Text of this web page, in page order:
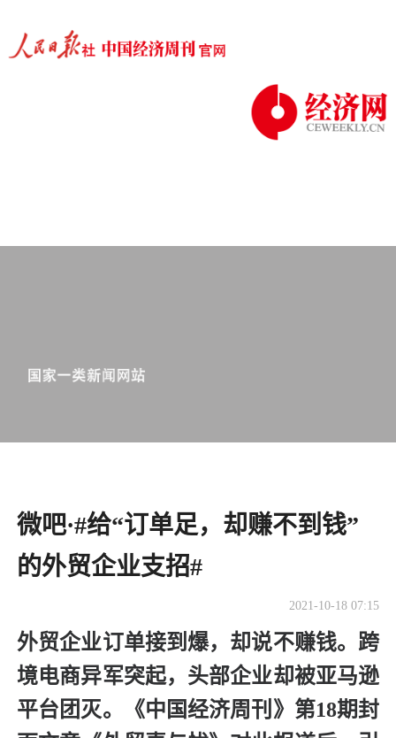
微吧·#给“订单足，却赚不到钱”
的外贸企业支招#
2021-10-18 07:15
外贸企业订单接到爆，却说不赚钱。跨
境电商异军突起，头部企业却被亚马逊
平台团灭。《中国经济周刊》第18期封